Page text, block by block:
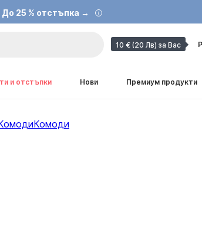
До 25 % отстъпка →
10 € (20 Лв) за Вас
и отстъпки Нови Премиум продукти
Комоди